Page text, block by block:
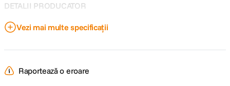
DETALII PRODUCATOR
Cod producator CEAG480T.CE7
Vezi mai multe specificații
Raportează o eroare